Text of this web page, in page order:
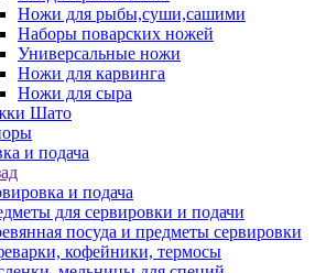
Ножи для рыбы,суши,сашими
Наборы поварcких ножей
Универсальные ножи
Ножи для карвинга
Ножи для сыра
Шато
и подача
и подача
для сервировки и подачи
посуда и предметы сервировки
кофейники, термосы